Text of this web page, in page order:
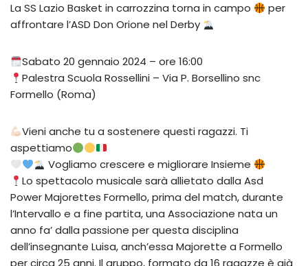
La SS Lazio Basket in carrozzina torna in campo
per
affrontare l’ASD Don Orione nel Derby
Sabato 20 gennaio 2024 – ore 16:00
Palestra Scuola Rossellini – Via P. Borsellino snc
Formello (Roma)
Vieni anche tu a sostenere questi ragazzi. Ti
aspettiamo
Vogliamo crescere e migliorare Insieme
Lo spettacolo musicale sarà allietato dalla Asd
Power Majorettes Formello, prima del match, durante
l’Intervallo e a fine partita, una Associazione nata un
anno fa’ dalla passione per questa disciplina
dell’insegnante Luisa, anch’essa Majorette a Formello